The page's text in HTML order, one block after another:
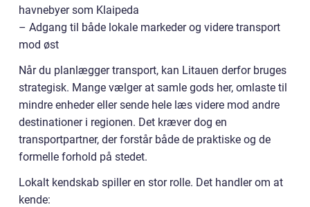
havnebyer som Klaipeda
– Adgang til både lokale markeder og videre transport
mod øst
Når du planlægger transport, kan Litauen derfor bruges
strategisk. Mange vælger at samle gods her, omlaste til
mindre enheder eller sende hele læs videre mod andre
destinationer i regionen. Det kræver dog en
transportpartner, der forstår både de praktiske og de
formelle forhold på stedet.
Lokalt kendskab spiller en stor rolle. Det handler om at
kende: